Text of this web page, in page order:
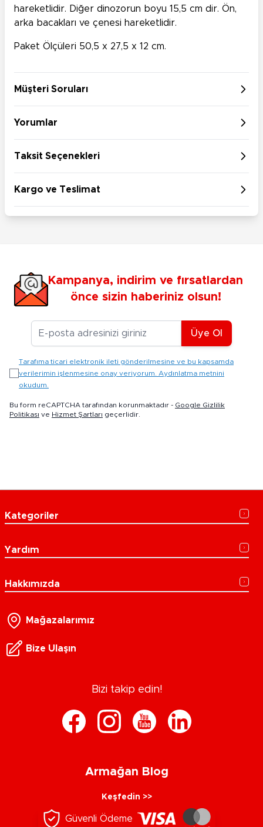
hareketlidir. Diğer dinozorun boyu 15,5 cm dir. Ön,
arka bacakları ve çenesi hareketlidir.
Paket Ölçüleri 50,5 x 27,5 x 12 cm.
Müşteri Soruları
Yorumlar
Taksit Seçenekleri
Kargo ve Teslimat
Kampanya, indirim ve fırsatlardan
önce sizin haberiniz olsun!
E-posta Adresiniz
Üye Ol
Tarafıma ticari elektronik ileti gönderilmesine ve bu kapsamda
verilerimin işlenmesine onay veriyorum. Aydınlatma metnini
okudum.
Bu form reCAPTCHA tarafından korunmaktadır - Google Gizlilik
Politikası ve Hizmet Şartları geçerlidir.
Kategoriler
Yardım
Hakkımızda
Mağazalarımız
Bize Ulaşın
Bizi takip edin!
Armağan Blog
Keşfedin >>
Güvenli Ödeme